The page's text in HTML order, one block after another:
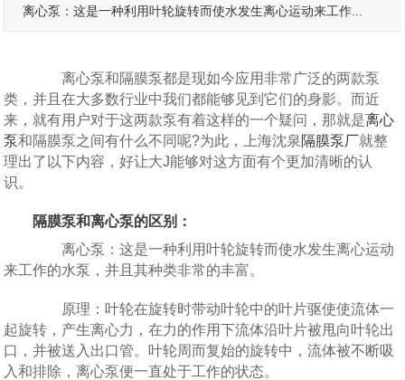
离心泵：这是一种利用叶轮旋转而使水发生离心运动来工作...
离心泵和隔膜泵都是现如今应用非常广泛的两款泵
类，并且在大多数行业中我们都能够见到它们的身影。而近
来，就有用户对于这两款泵有着这样的一个疑问，那就是离心
泵和隔膜泵之间有什么不同呢?为此，上海沈泉 隔膜泵厂就整
理出了以下内容，好让大J能够对这方面有个更加清晰的认
识。
隔膜泵和离心泵的区别：
离心泵：这是一种利用叶轮旋转而使水发生离心运动
来工作的水泵，并且其种类非常的丰富。
原理：叶轮在旋转时带动叶轮中的叶片驱使使流体一
起旋转，产生离心力，在力的作用下流体沿叶片被甩向叶轮出
口，并被送入出口管。叶轮周而复始的旋转中，流体被不断吸
入和排除，离心泵便一直处于工作的状态。